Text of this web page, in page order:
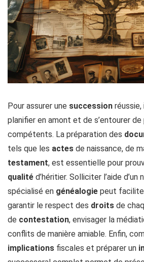
Pour assurer une succession
planifier en amont et de s’entourer
compétents. La préparation des
tels que les actes de naissance, de
testament, est essentielle pour
qualité d’héritier. Solliciter l’aide d’un
spécialisé en généalogie peut
garantir le respect des droits de
de contestation, envisager la
conflits de manière amiable. Enfin,
implications fiscales et préparer un